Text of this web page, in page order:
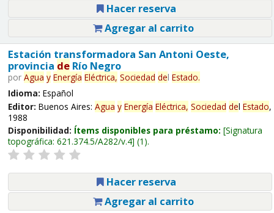
Hacer reserva
Agregar al carrito
Estación transformadora San Antoni Oeste,
provincia deRío Negro
por Agua y Energía Eléctrica, Sociedad del Estado.
Idioma: Español
Editor: Buenos Aires: Agua y Energía Eléctrica, Sociedad del Estado,
1988
Disponibilidad: Ítems disponibles para préstamo: Signatura
topográfica: 621.374.5/A282/v.4 (1).
Hacer reserva
Agregar al carrito